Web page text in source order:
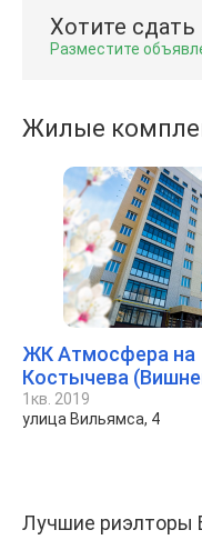
Хотите
Разместите
Жилые
ЖК Атмосфера на
Костычева
1кв. 2019
улица Вильямса, 4
Лучшие риэлторы